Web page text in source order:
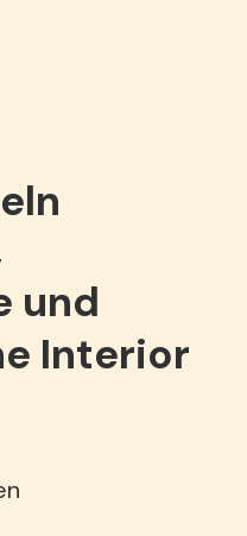
und
Interior